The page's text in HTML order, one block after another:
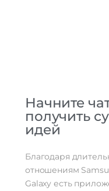
Начните
получить
идей
Благодаря
отношениям
Galaxy есть